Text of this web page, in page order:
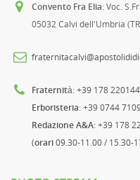
Convento Fra Elia: Voc.
05032 Calvi dell'Umbria
Fraternità: +39 178
Erboristeria: +39 0744
Redazione A&A: +39 178
(orari09.30-11.00 / 15.30-